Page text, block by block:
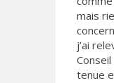
mais
j’ai
Conseil
tenue